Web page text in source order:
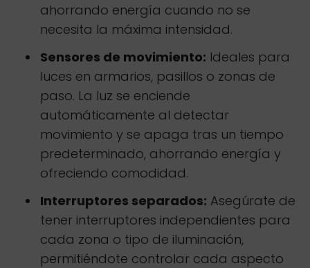
ahorrando energía cuando no se
necesita la máxima intensidad.
Sensores de movimiento: Ideales para
luces en armarios, pasillos o zonas de
paso. La luz se enciende
automáticamente al detectar
movimiento y se apaga tras un tiempo
predeterminado, ahorrando energía y
ofreciendo comodidad.
Interruptores separados: Asegúrate de
tener interruptores independientes para
cada zona o tipo de iluminación,
permitiéndote controlar cada aspecto